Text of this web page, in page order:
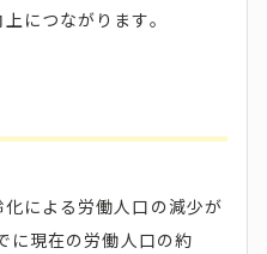
につながります。
による労働人口の減少が
に現在の労働人口の約